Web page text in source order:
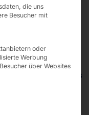
Produktion
Kunden
abtis
zu erfassen,
sie gefiltert an die
die uns
Besucher mit
oder
Werbung
über Websites